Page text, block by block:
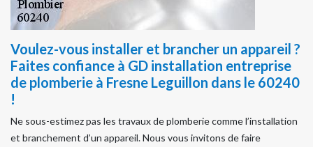
Voulez-vous installer et brancher un appareil ?
Faites confiance à GD installation entreprise
de plomberie à Fresne Leguillon dans le 60240
!
Ne sous-estimez pas les travaux de plomberie comme l’installation
et branchement d’un appareil. Nous vous invitons de faire